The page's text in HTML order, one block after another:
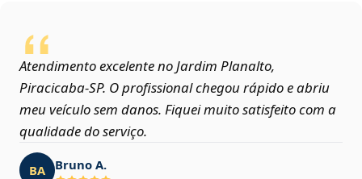
Atendimento excelente no Jardim Planalto,
Piracicaba‑SP. O profissional chegou rápido e abriu
meu veículo sem danos. Fiquei muito satisfeito com a
qualidade do serviço.
BA Bruno A.